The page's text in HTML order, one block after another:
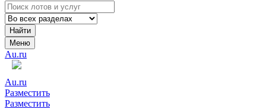
Найти
Меню
Au.ru
Au.ru
Разместить
Разместить